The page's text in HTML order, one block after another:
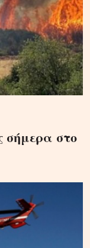
σήμερα στο